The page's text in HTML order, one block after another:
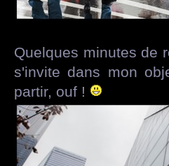
Quelques minutes de
s'invite dans mon
partir, ouf !